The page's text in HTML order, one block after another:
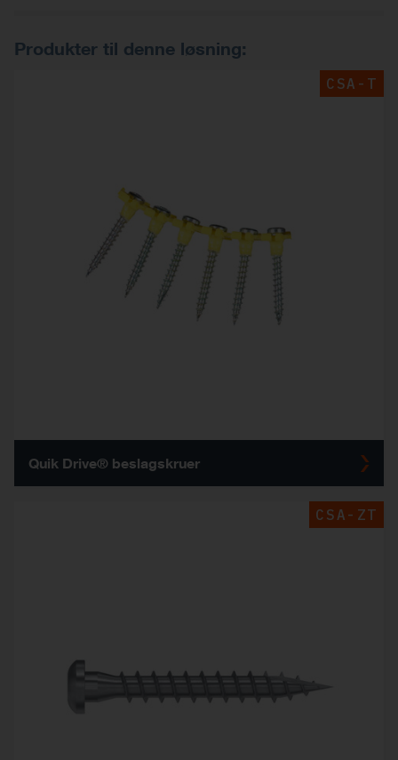
Produkter til denne løsning:
CSA-T
Quik Drive® beslagskruer
CSA-ZT